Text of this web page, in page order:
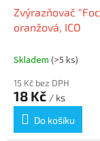
Zvýrazňovač
oranžová, ICO
Skladem (>5 ks)
15 Kč bez DPH
18 Kč / ks
Do košíku